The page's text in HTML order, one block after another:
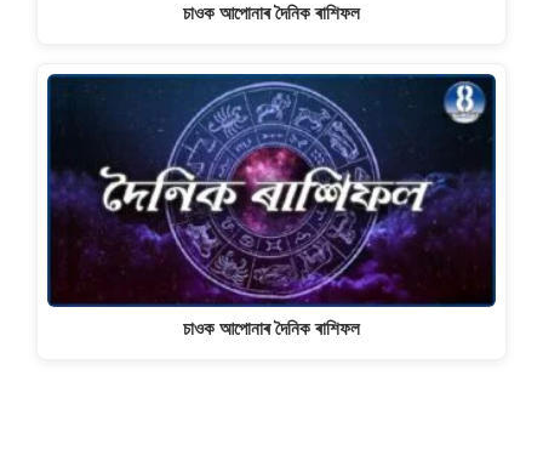
চাওক আপোনাৰ দৈনিক ৰাশিফল
চাওক আপোনাৰ দৈনিক ৰাশিফল